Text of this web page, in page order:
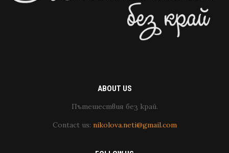
ABOUT US
Пътешествия без край.
Contact us: nikolova.neti@gmail.com